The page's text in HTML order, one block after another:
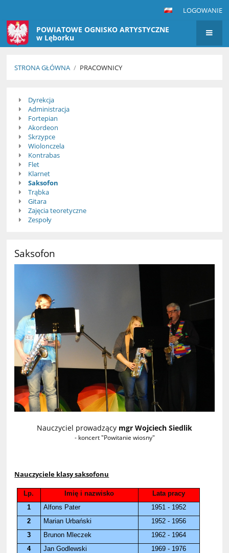
LOGOWANIE
POWIATOWE OGNISKO ARTYSTYCZNE
w Lęborku
STRONA GŁÓWNA / PRACOWNICY
Pracownicy
Dyrekcja
Administracja
Fortepian
Akordeon
Skrzypce
Wiolonczela
Kontrabas
Flet
Klarnet
Saksofon
Trąbka
Gitara
Zajęcia teoretyczne
Zespoły
Saksofon
Nauczyciel prowadzący mgr Wojciech Siedlik
- koncert "Powitanie wiosny"
Nauczyciele klasy saksofonu
Lp. Imię i nazwisko
Lata pracy
1
Alfons Pater
1951 - 1952
2
Marian Urbański
1952 - 1956
3
Brunon Mleczek
1962 - 1964
4
Jan Godlewski
1969 - 1976